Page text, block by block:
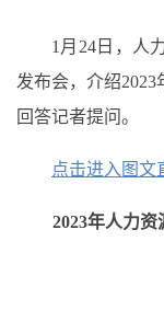
1月24日，人
发布会，介绍
回答记者提问。
点击进入图文
2023年人力